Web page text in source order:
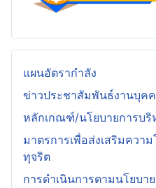
แผนอัตรากำลัง
ข่าวประชาสัมพันธ์งานบุค
หลักเกณฑ์/นโยบายการบริ
มาตรการเพื่อส่งเสริมควา
ทุจริต
การดำเนินการตามนโยบ